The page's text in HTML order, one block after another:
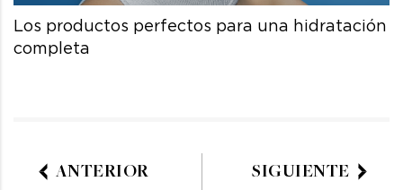
Los productos perfectos para una hidratación
completa
ANTERIOR SIGUIENTE